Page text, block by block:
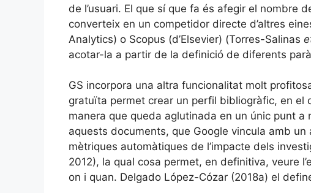
de l’usuari. El que sí que fa és afegir el
converteix en un competidor directe d’altres
Analytics) o Scopus (d’Elsevier) (Torres-Salinas
acotar-la a partir de la definició de diferents
GS incorpora una altra funcionalitat molt
gratuïta permet crear un perfil bibliogràfic, en el
manera que queda aglutinada en un únic punt a
aquests documents, que Google vincula amb
mètriques automàtiques de l’impacte dels
2012), la qual cosa permet, en definitiva, veure
on i quan. Delgado López-Cózar (2018a) el